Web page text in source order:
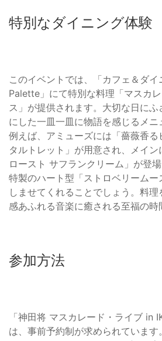
特別なダイニング体験
このイベントでは、「カフェ＆ダイ
Palette」にて特別な料理「マスカ
ス」が提供されます。大切な日に
にした一皿一皿に物語を感じるメニ
例えば、アミューズには「薔薇香
タルトレット」が用意され、メイ
ロースト サフランクリーム」が登
特製のハート型「ストロベリーム
しませてくれることでしょう。料
感あふれる音楽に癒される至福の時
参加方法
「神田将 マスカレード・ライブ in
は、事前予約制が求められていま